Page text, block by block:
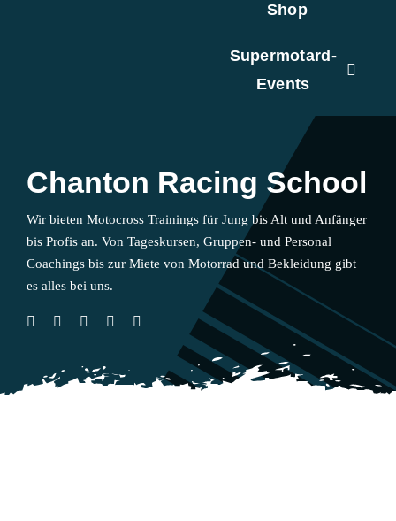
Shop
Supermotard-
Events
Chanton Racing School
Wir bieten Motocross Trainings für Jung bis Alt und Anfänger
bis Profis an. Von Tageskursen, Gruppen- und Personal
Coachings bis zur Miete von Motorrad und Bekleidung gibt
es alles bei uns.